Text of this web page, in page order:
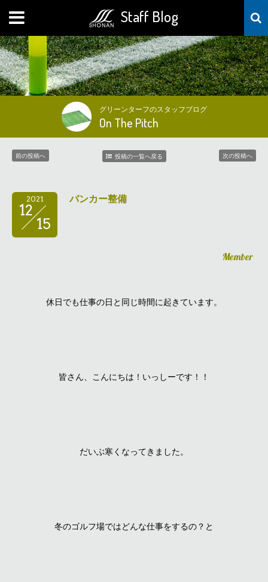
Staff Blog
MENU
グリーンターフのスタッフブログ
On The Pitch
前の投稿へ 投稿の一覧へ戻る 次の投稿へ
2021
12
15
バンカー整備
Member
休日でも仕事の日と同じ時間に起きています。
皆さん、こんにちは！いっしーです！！
だいぶ寒くなってきました。
冬のゴルフ場ではどんな仕事をするの？と